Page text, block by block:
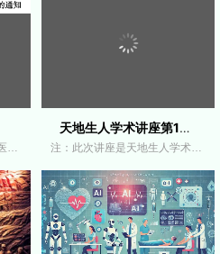
各民间中医药工作者、相关医疗机构、中医药健
天地生人学术讲座第1535讲｜黄开斌：实施
注：此次讲座是天地生人学术讲座第1535讲，北京